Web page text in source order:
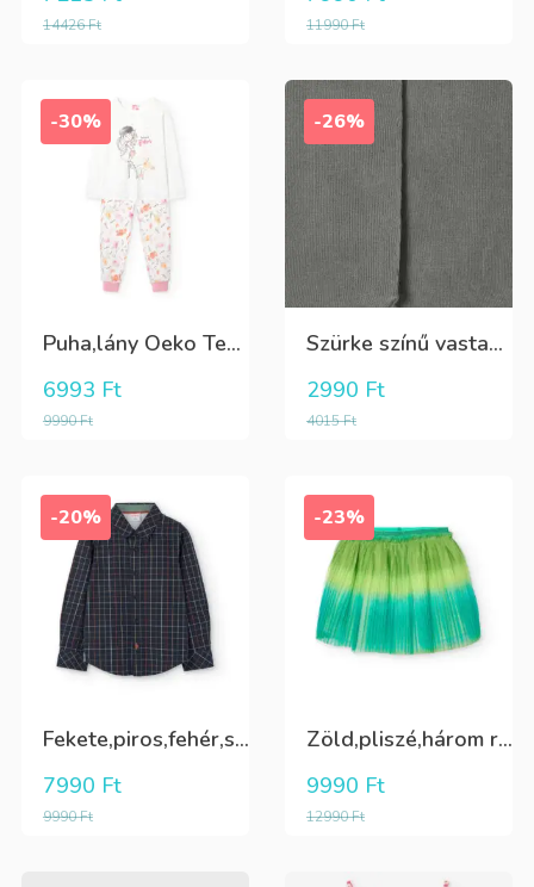
14426Ft 11990Ft
-30%
Puha,lány Oeko Tex bio pamut hosszú pizsama
9990Ft
6993 Ft
-26%
Szürke színű vastag puha harisnya
4015Ft
2990 Ft
-20%
Fekete,piros,fehér,sárga kockás ing
9990Ft
7990 Ft
-23%
Zöld,pliszé,három rétegű(alatta csillogó tüll+kiwizöld vászon) szoknya
12990Ft
9990 Ft